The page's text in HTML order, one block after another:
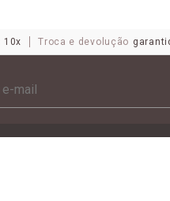
10x Troca e devolução